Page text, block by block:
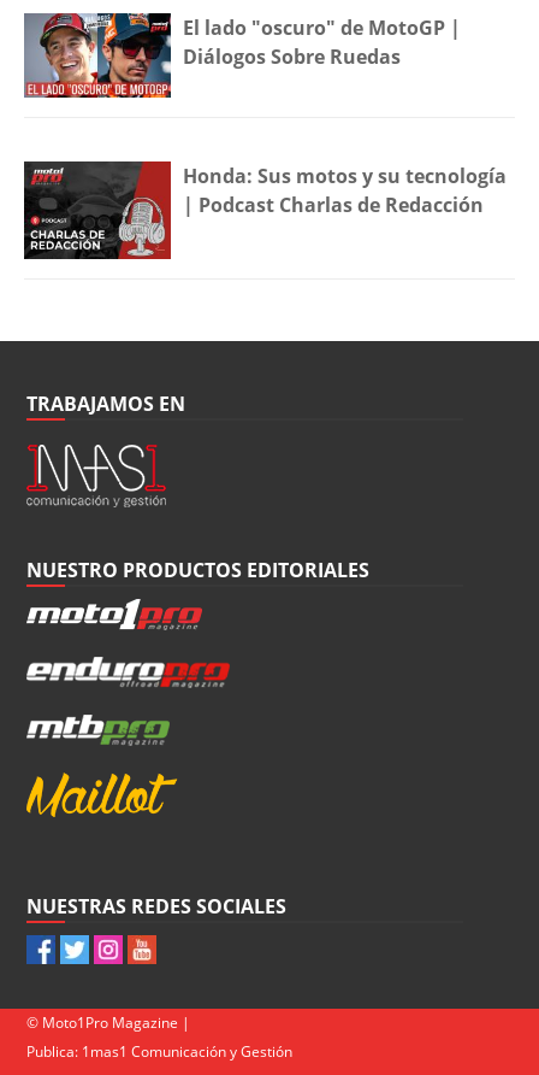
El lado "oscuro" de MotoGP |
Diálogos Sobre Ruedas
Honda: Sus motos y su tecnología
| Podcast Charlas de Redacción
TRABAJAMOS EN
NUESTRO PRODUCTOS EDITORIALES
NUESTRAS REDES SOCIALES
© Moto1Pro Magazine |
Publica: 1mas1 Comunicación y Gestión